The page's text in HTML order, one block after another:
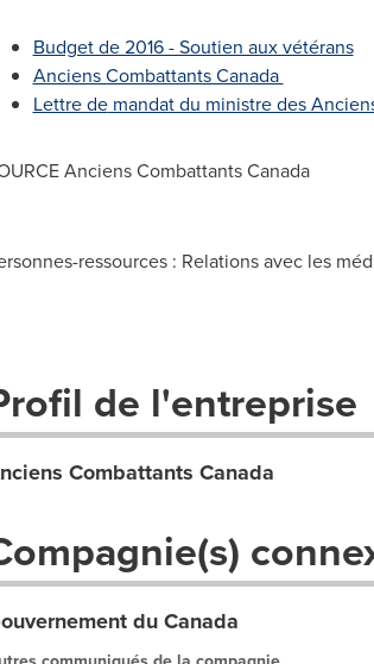
Budget de 2016 - Soutien aux vétérans
Anciens Combattants Canada
Lettre demandat du ministre des
Anciens Combattants Canada
ressources : Relations avec les
de l'entreprise
Combattants Canada
du Canada